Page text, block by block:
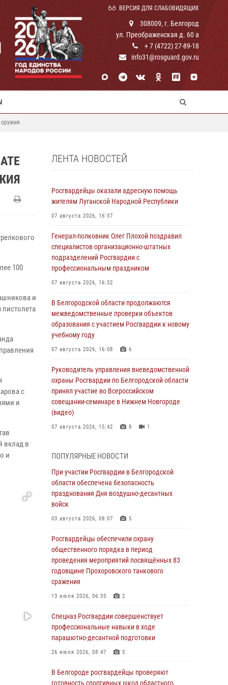
ВЕРСИЯ ДЛЯ СЛАБОВИДЯЩИХ
308009, г. Белгород
ул. Преображенская д. 60 а
+ 7 (4722) 27-89-18
info31@rosguard.gov.ru
100
и
с
и
вклад в
и
ЛЕНТА НОВОСТЕЙ
Росгвардейцы оказали адресную помощь
жителям Луганской Народной Республики
07 августа 2026, 16:37
Генерал-полковник Олег Плохой поздравил
специалистов организационно-штатных
подразделений Росгвардии с
профессиональным праздником
07 августа 2026, 16:32
В Белгородской области продолжаются
межведомственные проверки объектов
образования с участием Росгвардии к новому
учебному году
07 августа 2026, 16:08 6
Руководитель управления вневедомственной
охраны Росгвардии по Белгородской области
принял участие во Всероссийском
совещании-семинаре в Нижнем Новгороде
(видео)
07 августа 2026, 15:42 8 1
пресекли условное проникновение в детский
лагерь «Солнышко»
07 августа 2026, 07:39 1
Белгородским радиослушателям рассказали
о роли физической культуры в жизни
07 августа 2026, 06:19
Подвиги героев‑росгвардейцев увековечили
в новой музейной экспозиции белгородского
музея‑диорамы «Курская битва.
Белгородское направление»
В Белгороде росгвардейцы проверяют
готовность спортивных школ областного
центра к новому учебному году
Росгвардия обеспечила общественную
ПОПУЛЯРНЫЕ НОВОСТИ
При участии Росгвардии в Белгородской
области обеспечена безопасность
празднования Дня воздушно-десантных
войск
03 августа 2026, 08:07 5
Росгвардейцы обеспечили охрану
общественного порядка в период
проведения мероприятий посвящённых 83
годовщине Прохоровского танкового
сражения
13 июля 2026, 06:35 2
Спецназ Росгвардии совершенствует
профессиональные навыки в ходе
парашютно-десантной подготовки
26 июля 2026, 08:47 5
В Белгороде росгвардейцы проверяют
готовность спортивных школ областного